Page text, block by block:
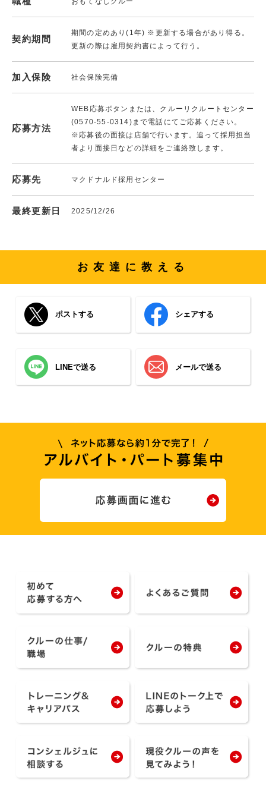
契約期間
期間の定めあり(1年) ※更新する場合があり得る。
更新の際は雇用契約書によって行う。
加入保険 社会保険完備
応募方法
WEB応募ボタンまたは、クルーリクルートセンター
(0570-55-0314)まで電話にてご応募ください。
※応募後の面接は店舗で行います。追って採用担当
者より面接日などの詳細をご連絡致します。
応募先 マクドナルド採用センター
最終更新日 2025/12/26
お友達に教える
ポストする シェアする
LINEで送る メールで送る